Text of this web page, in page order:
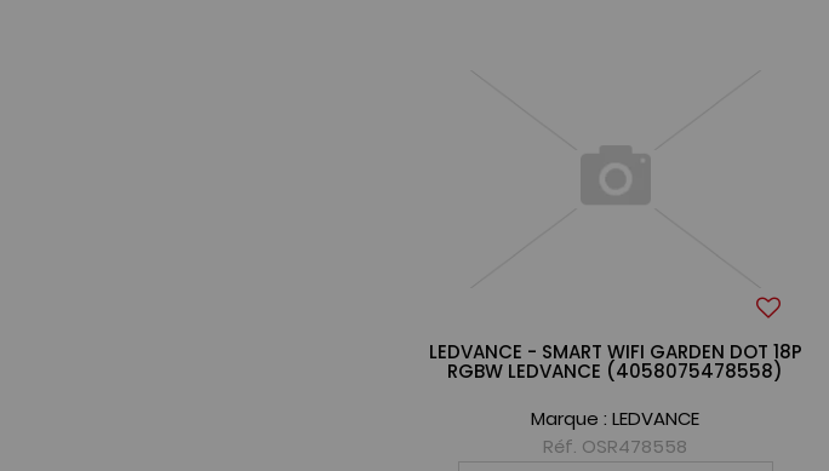
LEDVANCE - SMART WIFI GARDEN DOT 18P
RGBW LEDVANCE (4058075478558)
Marque :LEDVANCE
Réf. OSR478558